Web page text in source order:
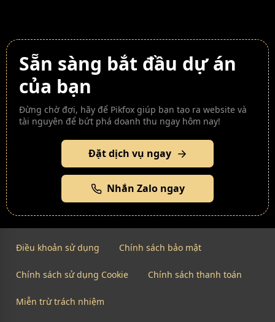
Sẵn sàng bắt đầu dự án
của bạn
Đừng chờ đợi, hãy để Pikfox giúp bạn tạo ra website và
tài nguyên để bứt phá doanh thu ngay hôm nay!
Đặt dịch vụ ngay
Nhắn Zalo ngay
Điều khoản sử dụng Chính sách bảo mật
Chính sách sử dụng Cookie Chính sách thanh toán
Miễn trừ trách nhiệm